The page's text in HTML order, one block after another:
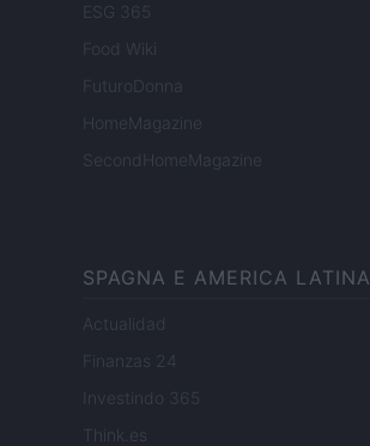
ESG 365
Food Wiki
FuturoDonna
HomeMagazine
SecondHomeMagazine
SPAGNA E AMERICA LATINA
Actualidad
Finanzas 24
Investindo 365
Think.es